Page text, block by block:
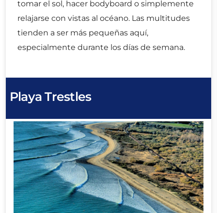
tomar el sol, hacer bodyboard o simplemente
relajarse con vistas al océano. Las multitudes
tienden a ser más pequeñas aquí,
especialmente durante los días de semana.
Playa Trestles